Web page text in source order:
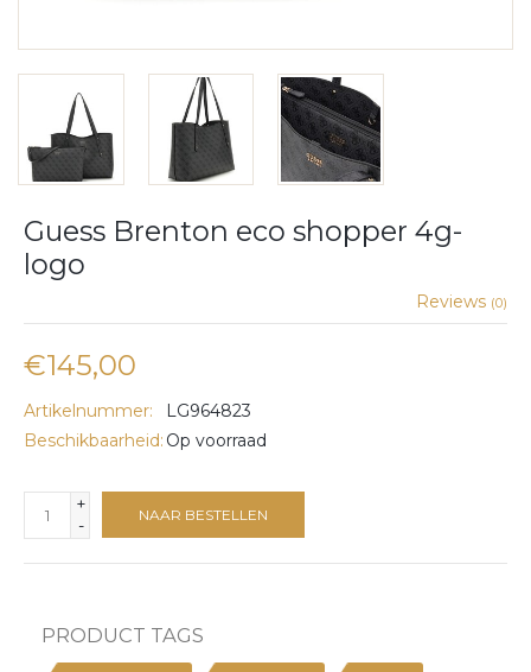
Guess Brenton eco shopper 4g-
logo
Reviews (0)
€145,00
Artikelnummer:
LG964823
Beschikbaarheid: Op voorraad
+
-
NAAR BESTELLEN
PRODUCT TAGS